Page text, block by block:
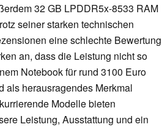
32 GB LPDDR5x-8533 RAM
seiner starken technischen
eine schlechte Bewertung
an, dass die Leistung nicht so
Notebook für rund 3100 Euro
als herausragendes Merkmal
Modelle bieten
Leistung, Ausstattung und ein